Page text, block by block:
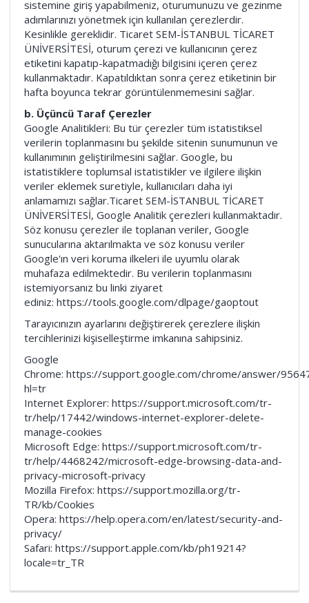
sistemine giriş yapabilmeniz, oturumunuzu ve gezinme
adımlarınızı yönetmek için kullanılan çerezlerdir.
Kesinlikle gereklidir. Ticaret SEM-İSTANBUL TİCARET
ÜNİVERSİTESİ, oturum çerezi ve kullanıcının çerez
etiketini kapatıp-kapatmadığı bilgisini içeren çerez
kullanmaktadır. Kapatıldıktan sonra çerez etiketinin bir
hafta boyunca tekrar görüntülenmemesini sağlar.
b. Üçüncü Taraf Çerezler
Google Analitikleri: Bu tür çerezler tüm istatistiksel
verilerin toplanmasını bu şekilde sitenin sunumunun ve
kullanımının geliştirilmesini sağlar. Google, bu
istatistiklere toplumsal istatistikler ve ilgilere ilişkin
veriler eklemek suretiyle, kullanıcıları daha iyi
anlamamızı sağlar.Ticaret SEM-İSTANBUL TİCARET
ÜNİVERSİTESİ, Google Analitik çerezleri kullanmaktadır.
Söz konusu çerezler ile toplanan veriler, Google
sunucularına aktarılmakta ve söz konusu veriler
Google'ın veri koruma ilkeleri ile uyumlu olarak
muhafaza edilmektedir. Bu verilerin toplanmasını
istemiyorsanız bu linki ziyaret
ediniz: https://tools.google.com/dlpage/gaoptout
Tarayıcınızın ayarlarını değiştirerek çerezlere ilişkin
tercihlerinizi kişiselleştirme imkanına sahipsiniz.
Google
Chrome: https://support.google.com/chrome/answer/
hl=tr
Internet Explorer: https://support.microsoft.com/tr-
tr/help/17442/windows-internet-explorer-delete-
manage-cookies
Microsoft Edge: https://support.microsoft.com/tr-
tr/help/4468242/microsoft-edge-browsing-data-and-
privacy-microsoft-privacy
Mozilla Firefox: https://support.mozilla.org/tr-
TR/kb/Cookies
Opera: https://help.opera.com/en/latest/security-and-
privacy/
Safari: https://support.apple.com/kb/ph19214?
locale=tr_TR